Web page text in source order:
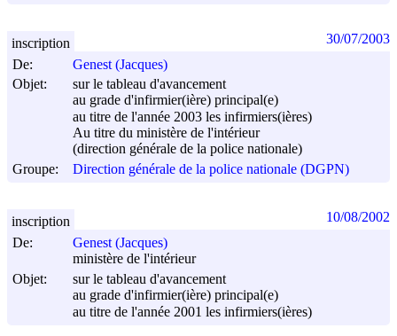
De:
Genest (Jacques)
Objet:
sur le tableau d'avancement
au grade d'infirmier(ière) principal(e)
au titre de l'année 2003 les infirmiers(ières)
Au titre du ministère de l'intérieur
(direction générale de la police nationale)
Groupe:
Direction générale de la police nationale (DGPN)
inscription 30/07/2003
De:
Genest (Jacques)
ministère de l'intérieur
Objet:
sur le tableau d'avancement
au grade d'infirmier(ière) principal(e)
au titre de l'année 2001 les infirmiers(ières)
inscription 10/08/2002